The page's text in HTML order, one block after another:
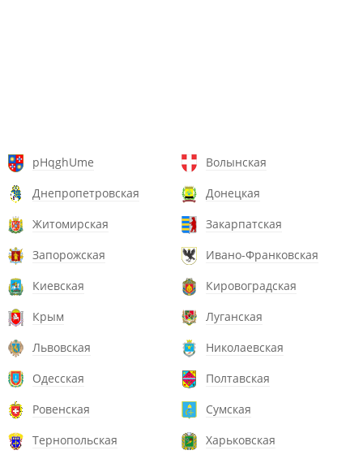
pHqghUme
Волынская
Днепропетровская
Донецкая
Житомирская
Закарпатская
Запорожская
Ивано-Франковская
Киевская
Кировоградская
Крым
Луганская
Львовская
Николаевская
Одесская
Полтавская
Ровенская
Сумская
Тернопольская
Харьковская